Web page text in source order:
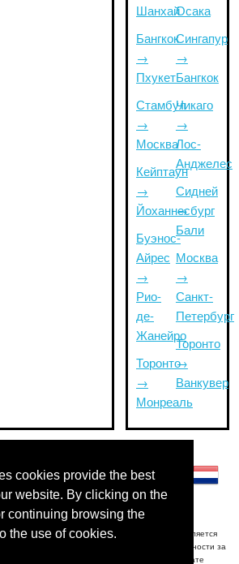
cookies provide the best
website. By clicking on the
continuing browsing the
the use of cookies.
Шанхай
Бангкок
→
Пхукет
Стамбул
→
Москва
Кейптаун
→
Йоханнесбург
Буэнос-
Айрес
→
Рио-
де-
Жанейро
Торонто
→
Монреаль
Осака
Сингапур
→
Бангкок
Чикаго
→
Лос-
Анджелес
Сидней
→
Бали
Москва
→
Санкт-
Петербург
Торонто
→
Ванкувер
Информация, отображаемая на этом сайте, является
для справки.Triptimeto.com не несет ответственности за
и / или последующие убытки в результате